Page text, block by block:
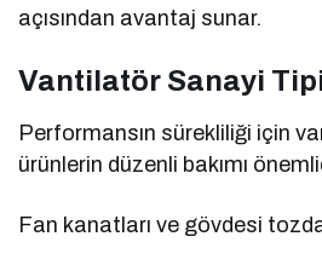
açısından avantaj sunar.
Vantilatör Sanayi Tipi
Performansın sürekliliği için
ürünlerin düzenli bakımı
Fan kanatları ve gövdesi tozdan